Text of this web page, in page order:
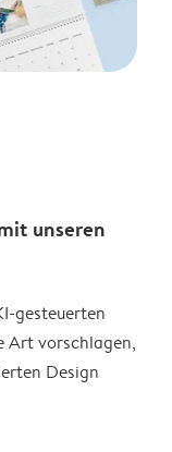
unseren
gesteuerten
Art vorschlagen,
Design